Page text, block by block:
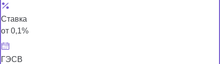
Ставка
от 0,1%
ГЭСВ